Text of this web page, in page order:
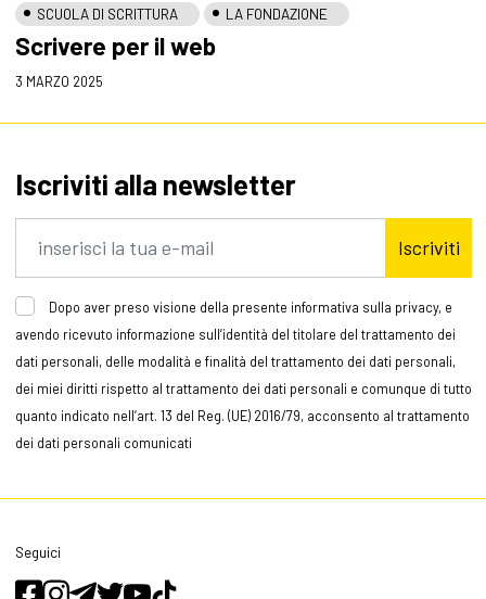
SCUOLA DI SCRITTURA
LA FONDAZIONE
Scrivere per il web
3 MARZO 2025
Iscriviti alla newsletter
Iscriviti
Dopo aver preso visione della presente informativa sulla privacy, e
avendo ricevuto informazione sull’identità del titolare del trattamento dei
dati personali, delle modalità e finalità del trattamento dei dati personali,
dei miei diritti rispetto al trattamento dei dati personali e comunque di tutto
quanto indicato nell’art. 13 del Reg. (UE) 2016/79, acconsento al trattamento
dei dati personali comunicati
Seguici